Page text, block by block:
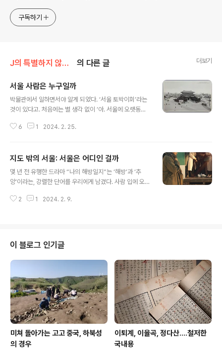
approach will be to resist any common sense or
generalized viewpoint
구독하기
J의 특별하지 않은 박물관 이야기 의 다른 글 더보기
서울 사람은 누구일까
박물관에서 일하면서야 알게 되었다. ‘서울 토박이회’라는
것이 있다고. 처음에는 별 생각 없이 ‘아. 서울에 오랫동안
운 기준이 있었다. ‘서울 사대문 안, 그리고 사대문 밖 10리
사람, 김주호’라는 작은 전시를 박물관 로비에서 하게 되었
다. 평범한 서울사람인 김주호씨에 대한 일상사로 서울의
이야기를 본다는 취지의 전시였다. 전시는 김주호씨의 개
기와 사람들의 생활사를 담고 있었다. 나도 상당히 흥미롭
6 1 2024. 2. 25.
지도 밖의 서울: 서울은 어디인 걸까
몇 년 전 유행한 드라마 “나의 해방일지”는 ‘해방’과 ‘추
앙’이라는, 강렬한 단어를 우리에게 남겼다. 사람 입에 오르
에서 쓰인 적이 있었던가 하고 몇 번이나 생각해보기도 했
가 기억 속에 희미해져가지만, 그럼에도 이 드라마는 여전
히 최근 뉴스에서 언급되고 있고 앞으로도 그럴 것 같다. 그
이유는 ‘서울의 바깥, 경기도에 사는 사람’의 마음을 잘 그
려냈기 때문일 것이다. 경기도도 서울로 편입될 수 있다는,
이른바 메가시티 서울의 그림을 연일 정치권에서 쏟아내면
서 이 드라마를 예..
2 1 2024. 2. 9.
이 블로그 인기글
미쳐 돌아가는 고고 중국, 하북성
의 경우
이퇴계, 이율곡, 정다산....철저한
국내용